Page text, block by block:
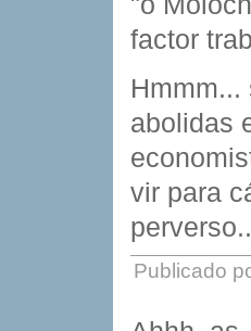
factor
abolidas
vir para
Publicado